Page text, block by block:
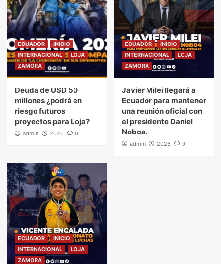
ECUADOR
INICIO
INTERNACIONAL
LOJA
ZAMORA
Deuda de USD 50
millones ¿podrá en
riesgo futuros
proyectos para Loja?
admin 2026 0
ECUADOR
INICIO
INTERNACIONAL
LOJA
ZAMORA
Javier Milei llegará a
Ecuador para mantener
una reunión oficial con
el presidente Daniel
Noboa.
admin 2026 0
ECUADOR
INICIO
INTERNACIONAL
LOJA
ZAMORA